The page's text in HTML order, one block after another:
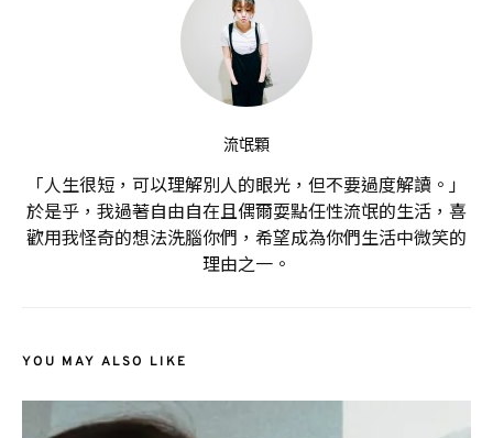
流氓顆
「人生很短，可以理解別人的眼光，但不要過度解讀。」
於是乎，我過著自由自在且偶爾耍點任性流氓的生活，喜
歡用我怪奇的想法洗腦你們，希望成為你們生活中微笑的
理由之一。
YOU MAY ALSO LIKE